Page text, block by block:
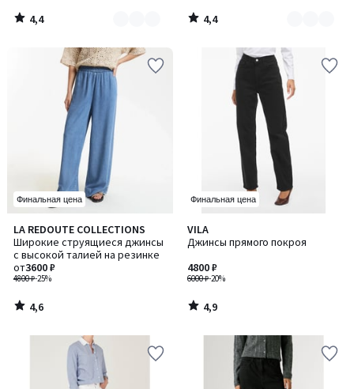
4,4
/
4,4
/
Финальная цена
LA REDOUTE COLLECTIONS
Широкие струящиеся джинсы
с высокой талией на резинке
4800 ₽-25%
от3600 ₽
4,6
/ 5
4,6
/
Финальная цена
VILA
Джинсы прямого покроя
6000 ₽-20%
4800 ₽
4,9
/ 5
4,9
/